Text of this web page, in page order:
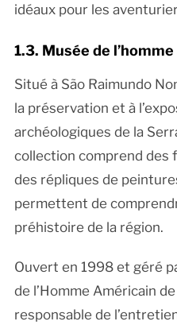
idéaux pour les
1.3. Musée de
Situé à São Raimundo
la préservation et à
archéologiques de la
collection comprend des
des répliques de
permettent de
préhistoire de la région.
Ouvert en 1998 et géré
de l’Homme Américain
responsable de